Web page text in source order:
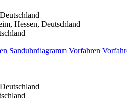
Hessen, Deutschland
Sanduhrdiagramm Vorfahren